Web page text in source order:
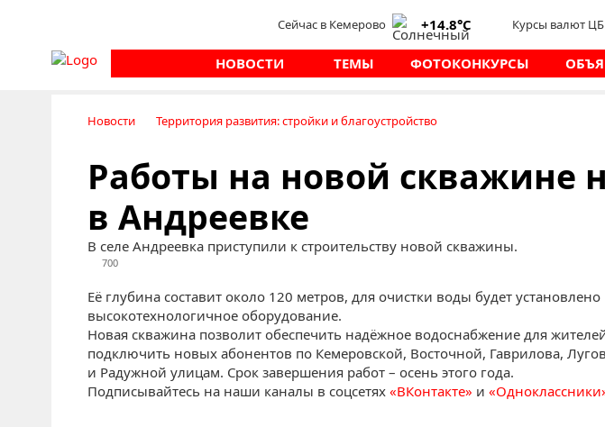
Сейчас в Кемерово +14.8°C Курсы валют
НОВОСТИ ТЕМЫ ФОТОКОНКУРСЫ
Новости Территория развития: стройки и благоустройство
Работы на новой скважине
в Андреевке
В селе Андреевка приступили к строительству новой скважины.
700
Её глубина составит около 120 метров, для очистки воды будет установлено
высокотехнологичное оборудование.
Новая скважина позволит обеспечить надёжное водоснабжение для
подключить новых абонентов по Кемеровской, Восточной, Гаврилова,
и Радужной улицам. Срок завершения работ – осень этого года.
Подписывайтесь на наши каналы в соцсетях «ВКонтакте» и